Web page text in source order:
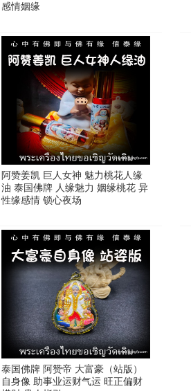
感情姻缘
阿赞姜凯 巨人女神 魅力桃花人缘
油 泰国佛牌 人缘魅力 姻缘桃花 异
性缘感情 锁心夜场
泰国佛牌 阿赞帝 大富豪（站版）
自身像 助事业运财气运 旺正偏财